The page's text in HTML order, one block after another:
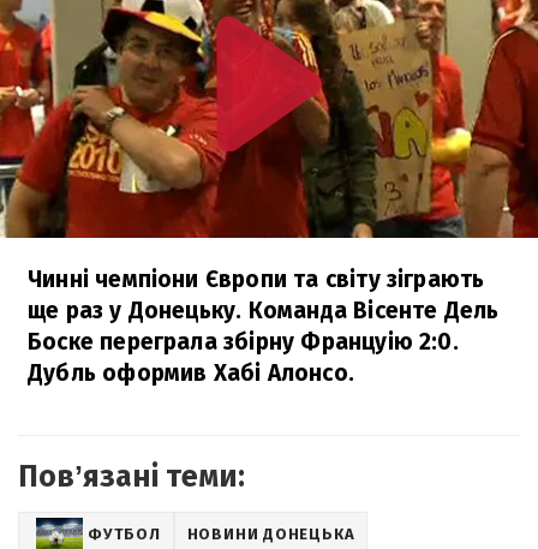
Чинні чемпіони Європи та світу зіграють
ще раз у Донецьку. Команда Вісенте Дель
Боске переграла збірну Француію 2:0.
Дубль оформив Хабі Алонсо.
Повʼязані теми:
ФУТБОЛ НОВИНИ ДОНЕЦЬКА